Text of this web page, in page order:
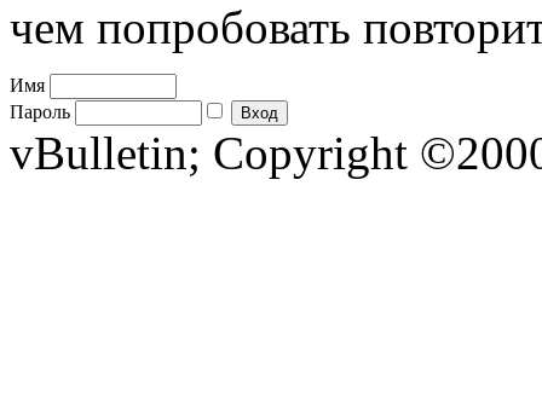
чем попробовать
Имя
Пароль
vBulletin; Copyright